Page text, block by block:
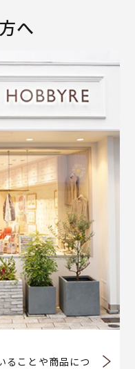
へ
ることや商品につ